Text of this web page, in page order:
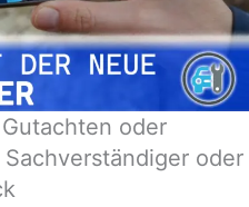
oder
oder